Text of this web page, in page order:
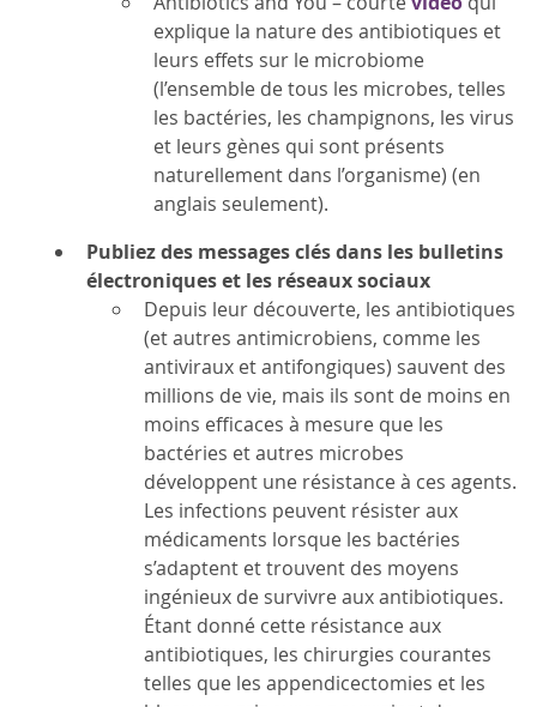
explique la nature des antibiotiques et
leurs effets sur le microbiome
(l’ensemble de tous les microbes, telles
les bactéries, les champignons, les virus
et leurs gènes qui sont présents
naturellement dans l’organisme) (en
anglais seulement).
Publiez des messages clés dans les bulletins
électroniques et les réseaux sociaux
Depuis leur découverte, les antibiotiques
(et autres antimicrobiens, comme les
antiviraux et antifongiques) sauvent des
millions de vie, mais ils sont de moins en
moins efficaces à mesure que les
bactéries et autres microbes
développent une résistance à ces agents.
Les infections peuvent résister aux
médicaments lorsque les bactéries
s’adaptent et trouvent des moyens
ingénieux de survivre aux antibiotiques.
Étant donné cette résistance aux
antibiotiques, les chirurgies courantes
telles que les appendicectomies et les